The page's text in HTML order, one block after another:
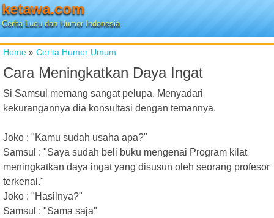
ketawa.com
Cerita Lucu dan Humor Indonesia
Home » Cerita Humor Umum
Cara Meningkatkan Daya Ingat
Si Samsul memang sangat pelupa. Menyadari
kekurangannya dia konsultasi dengan temannya.
Joko : "Kamu sudah usaha apa?"
Samsul : "Saya sudah beli buku mengenai Program kilat
meningkatkan daya ingat yang disusun oleh seorang profesor
terkenal."
Joko : "Hasilnya?"
Samsul : "Sama saja"